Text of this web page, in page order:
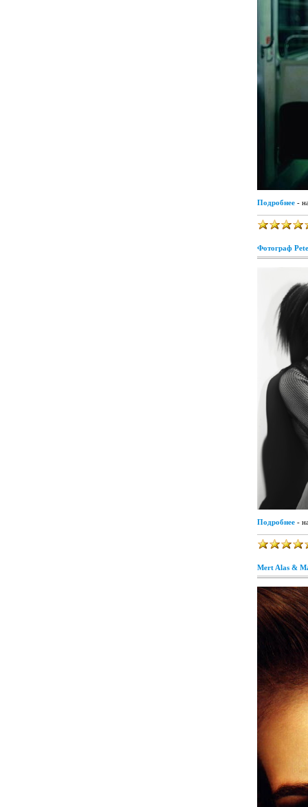
Подробнее -
Фотограф
Подробнее -
Mert Alas &